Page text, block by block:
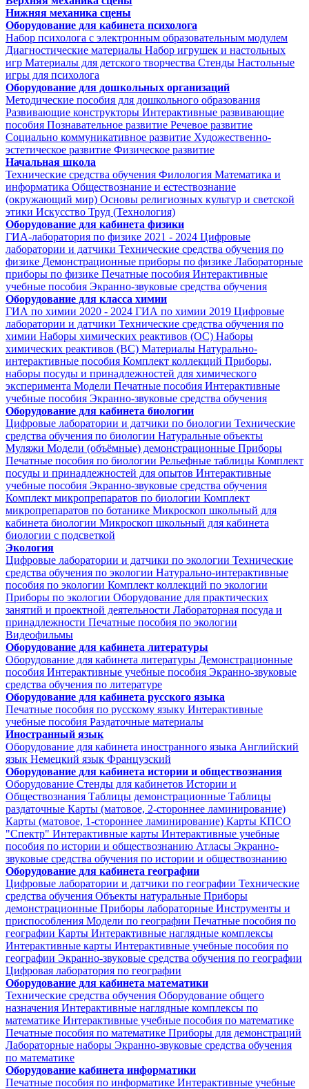
Нижняя механика сцены
Оборудование для кабинета психолога
Набор психолога с электронным образовательным модулем
Диагностические материалы Набор игрушек и настольных
игр Материалы для детского творчества Стенды Настольные
игры для психолога
Оборудование для дошкольных организаций
Методические пособия для дошкольного образования
Развивающие конструкторы Интерактивные развивающие
пособия Познавательное развитие Речевое развитие
Социально коммуникативное развитие Художественно-
эстетическое развитие Физическое развитие
Начальная школа
Технические средства обучения Филология Математика и
информатика Обществознание и естествознание
(окружающий мир) Основы религиозных культур и светской
этики Искусство Труд (Технология)
Оборудование для кабинета физики
ГИА-лаборатория по физике 2021 - 2024 Цифровые
лаборатории и датчики Технические средства обучения по
физике Демонстрационные приборы по физике Лабораторные
приборы по физике Печатные пособия Интерактивные
учебные пособия Экранно-звуковые средства обучения
Оборудование для класса химии
ГИА по химии 2020 - 2024 ГИА по химии 2019 Цифровые
лаборатории и датчики Технические средства обучения по
химии Наборы химических реактивов (ОС) Наборы
химических реактивов (ВС) Материалы Натурально-
интерактивные пособия Комплект коллекций Приборы,
наборы посуды и принадлежностей для химического
эксперимента Модели Печатные пособия Интерактивные
учебные пособия Экранно-звуковые средства обучения
Оборудование для кабинета биологии
Цифровые лаборатории и датчики по биологии Технические
средства обучения по биологии Натуральные объекты
Муляжи Модели (объёмные) демонстрационные Приборы
Печатные пособия по биологии Рельефные таблицы Комплект
посуды и принадлежностей для опытов Интерактивные
учебные пособия Экранно-звуковые средства обучения
Комплект микропрепаратов по биологии Комплект
микропрепаратов по ботанике Микроскоп школьный для
кабинета биологии Микроскоп школьный для кабинета
биологии с подсветкой
Экология
Цифровые лаборатории и датчики по экологии Технические
средства обучения по экологии Натурально-интерактивные
пособия по экологии Комплект коллекций по экологии
Приборы по экологии Оборудование для практических
занятий и проектной деятельности Лабораторная посуда и
принадлежности Печатные пособия по экологии
Видеофильмы
Оборудование для кабинета литературы
Оборудование для кабинета литературы Демонстрационные
пособия Интерактивные учебные пособия Экранно-звуковые
средства обучения по литературе
Оборудование для кабинета русского языка
Печатные пособия по русскому языку Интерактивные
учебные пособия Раздаточные материалы
Иностранный язык
Оборудование для кабинета иностранного языка Английский
язык Немецкий язык Французский
Оборудование для кабинета истории и обществознания
Оборудование Стенды для кабинетов Истории и
Обществознания Таблицы демонстрационные Таблицы
раздаточные Карты (матовое, 2-стороннее ламинирование)
Карты (матовое, 1-стороннее ламинирование) Карты КПСО
"Спектр" Интерактивные карты Интерактивные учебные
пособия по истории и обществознанию Атласы Экранно-
звуковые средства обучения по истории и обществознанию
Оборудование для кабинета географии
Цифровые лаборатории и датчики по географии Технические
средства обучения Объекты натуральные Приборы
демонстрационные Приборы лабораторные Инструменты и
приспособления Модели по географии Печатные пособия по
географии Карты Интерактивные наглядные комплексы
Интерактивные карты Интерактивные учебные пособия по
географии Экранно-звуковые средства обучения по географии
Цифровая лаборатория по географии
Оборудование для кабинета математики
Технические средства обучения Оборудование общего
назначения Интерактивные наглядные комплексы по
математике Интерактивные учебные пособия по математике
Печатные пособия по математике Приборы для демонстраций
Лабораторные наборы Экранно-звуковые средства обучения
по математике
Оборудование кабинета информатики
Печатные пособия по информатике Интерактивные учебные